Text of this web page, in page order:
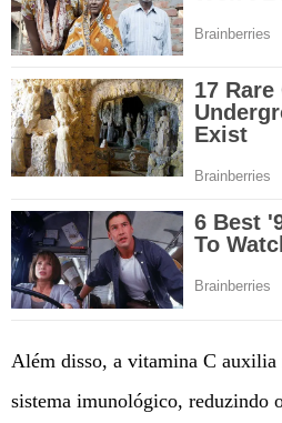
Além disso, a vitamina C
sistema imunológico, reduzindo